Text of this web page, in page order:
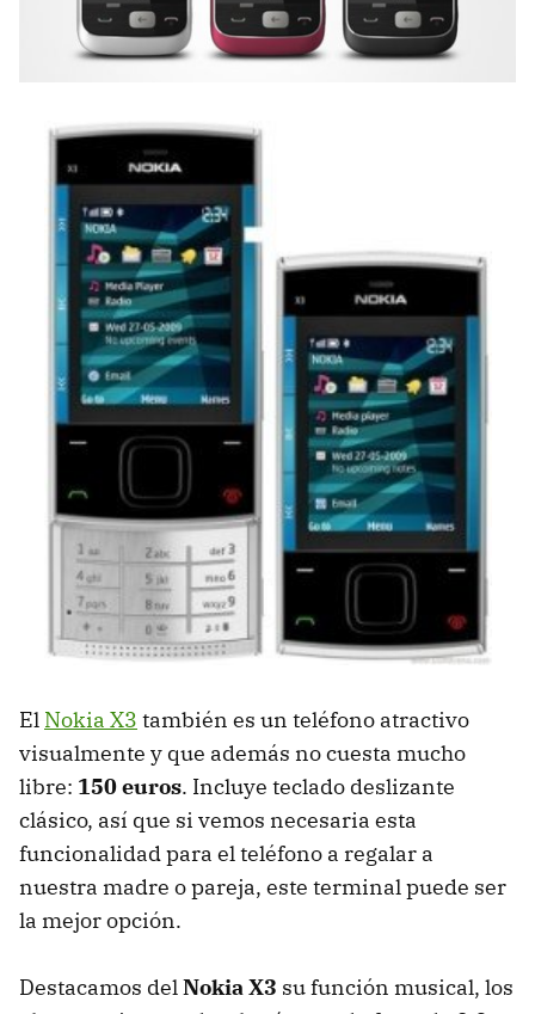
El Nokia X3 también es un teléfono atractivo
visualmente y que además no cuesta mucho
libre: 150 euros. Incluye teclado deslizante
clásico, así que si vemos necesaria esta
funcionalidad para el teléfono a regalar a
nuestra madre o pareja, este terminal puede ser
la mejor opción.
Destacamos delNokia X3 su función musical, los